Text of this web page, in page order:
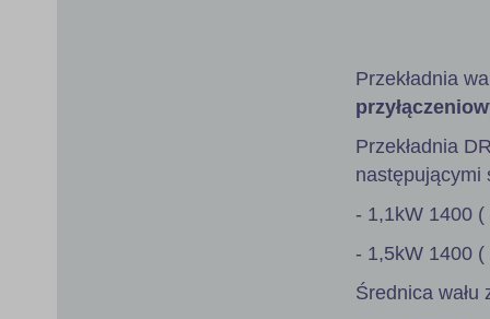
Przekładnia
Przekładnia
następującymi
- 1,1kW 1400 (
- 1,5kW 1400 (
Średnica wału